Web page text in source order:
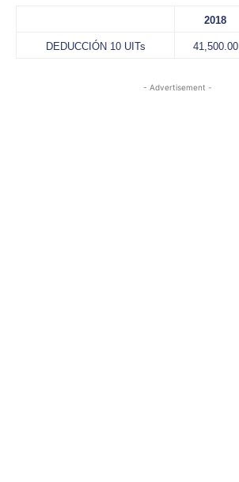
2018
DEDUCCIÓN 10 UITs 41,500.00
- Advertisement -